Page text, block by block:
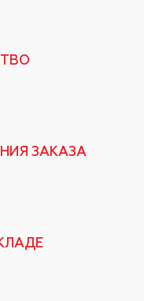
ЗАКАЗА